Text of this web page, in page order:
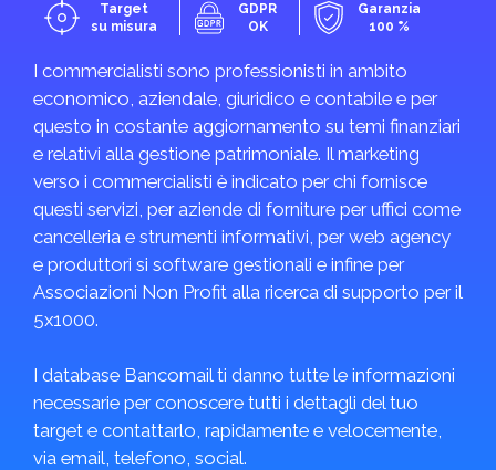
Target
su misura
GDPR
OK
Garanzia
100 %
I commercialisti sono professionisti in ambito
economico, aziendale, giuridico e contabile e per
questo in costante aggiornamento su temi finanziari
e relativi alla gestione patrimoniale. Il marketing
verso i commercialisti è indicato per chi fornisce
questi servizi, per aziende di forniture per uffici come
cancelleria e strumenti informativi, per web agency
e produttori si software gestionali e infine per
Associazioni Non Profit alla ricerca di supporto per il
5x1000.
I database Bancomail ti danno tutte le informazioni
necessarie per conoscere tutti i dettagli del tuo
target e contattarlo, rapidamente e velocemente,
via email, telefono, social.